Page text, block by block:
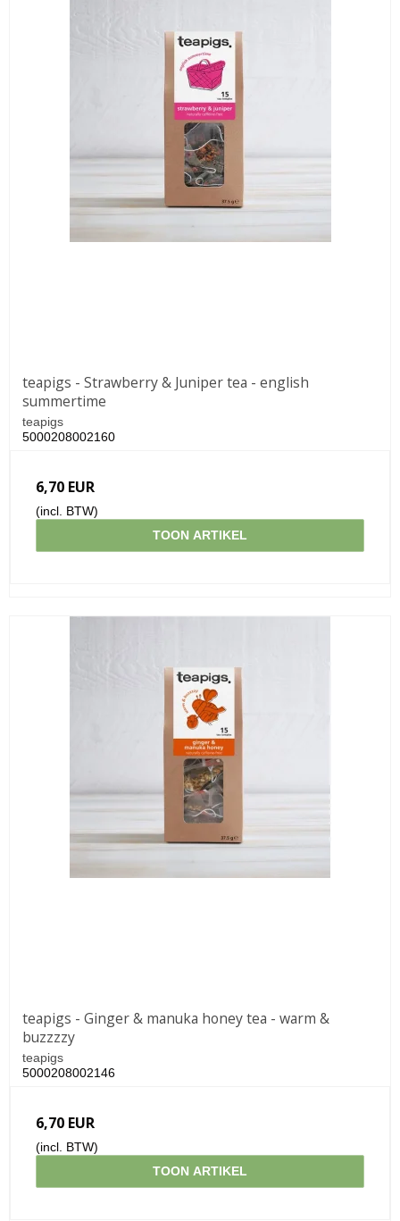
teapigs - Strawberry & Juniper tea - english
summertime
teapigs
5000208002160
6,70 EUR
(incl. BTW)
TOON ARTIKEL
teapigs - Ginger & manuka honey tea - warm &
buzzzzy
teapigs
5000208002146
6,70 EUR
(incl. BTW)
TOON ARTIKEL